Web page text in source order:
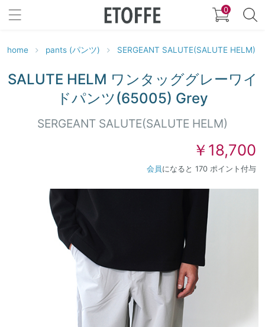
0
home pants (パンツ) SERGEANT SALUTE(SALUTE HELM)
SALUTE HELM ワンタッググレーワイ
ドパンツ(65005) Grey
SERGEANT SALUTE(SALUTE HELM)
￥18,700
会員 になると 170 ポイント付与